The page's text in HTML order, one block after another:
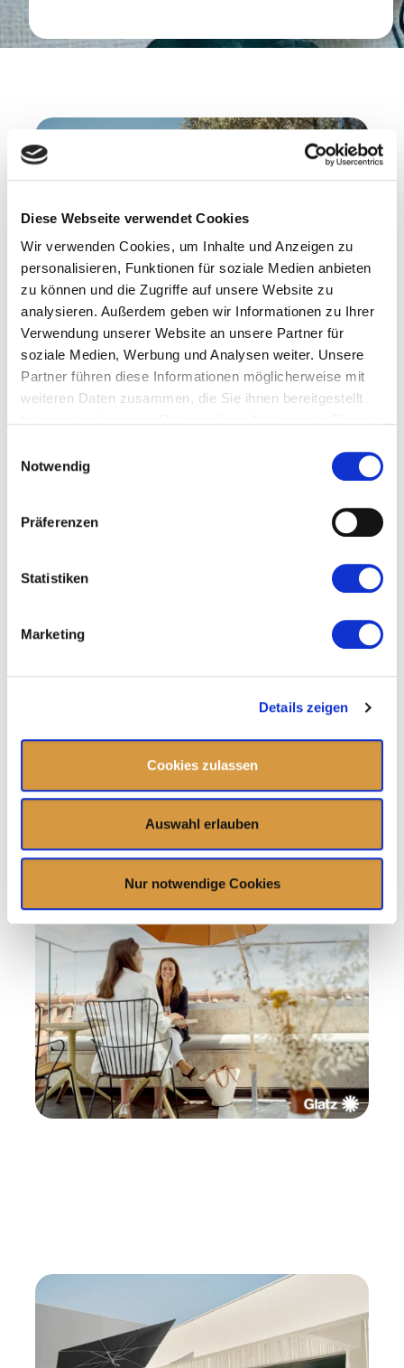
Diese Webseite verwendet Cookies
Wir verwenden Cookies, um Inhalte und Anzeigen zu
personalisieren, Funktionen für soziale Medien anbieten
zu können und die Zugriffe auf unsere Website zu
analysieren. Außerdem geben wir Informationen zu Ihrer
Verwendung unserer Website an unsere Partner für
soziale Medien, Werbung und Analysen weiter. Unsere
Partner führen diese Informationen möglicherweise mit
weiteren Daten zusammen, die Sie ihnen bereitgestellt
Notwendig
Präferenzen
Statistiken
Marketing
Details zeigen
Cookies zulassen
Auswahl erlauben
Nur notwendige Cookies